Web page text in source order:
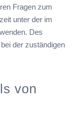
Fragen zum
unter der im
Des
der zuständigen
von